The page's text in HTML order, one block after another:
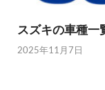
スズキの車種一
2025年11月7日